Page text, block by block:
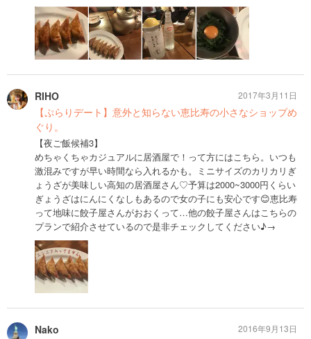
RIHO
【ぷらりデート】意外と知らない恵比寿の小さなショップめ
ぐり。
【夜ご飯候補3】
めちゃくちゃカジュアルに居酒屋で！って方にはこちら。いつも
激混みですが早い時間なら入れるかも。ミニサイズのカリカリぎ
ょうざが美味しい高知の居酒屋さん♡予算は2000~3000円くらい
ぎょうざはにんにくなしもあるので女の子にも安心です😊恵比寿
って地味に餃子屋さんがおおくって…他の餃子屋さんはこちらの
プランで紹介させているので是非チェックしてください♪→
2017年3月11日
Nako
2016年9月13日